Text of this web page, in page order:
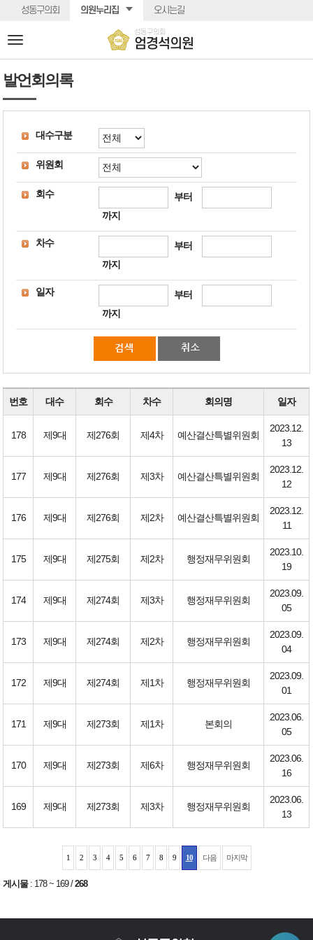
본문바로가기
성동구의회 의원누리집 오시는길
성동구의회
엄경석의원
전
뉴
발언회의록
대수구분
위원회
회수
부터
까지
차수
부터
까지
일자
부터
까지
번호 대수 회수 차수 회의명 일자
178 제9대 제276회 제4차 예산결산특별위원회
2023.12.
13
177 제9대 제276회 제3차 예산결산특별위원회
2023.12.
12
176 제9대 제276회 제2차 예산결산특별위원회
2023.12.
11
175 제9대 제275회 제2차 행정재무위원회
2023.10.
19
174 제9대 제274회 제3차 행정재무위원회
2023.09.
05
173 제9대 제274회 제2차 행정재무위원회
2023.09.
04
172 제9대 제274회 제1차 행정재무위원회
2023.09.
01
171 제9대 제273회 제1차 본회의
2023.06.
05
170 제9대 제273회 제6차 행정재무위원회
2023.06.
16
169 제9대 제273회 제3차 행정재무위원회
2023.06.
13
1 2 3 4 5 6 7 8 9 10 다음 마지막
게시물: 178 ~ 169/268